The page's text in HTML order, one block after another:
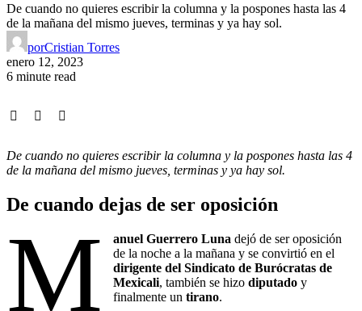
De cuando no quieres escribir la columna y la pospones hasta las 4
de la mañana del mismo jueves, terminas y ya hay sol.
porCristian Torres
enero 12, 2023
6 minute read
De cuando no quieres escribir la columna y la pospones hasta las 4
de la mañana del mismo jueves, terminas y ya hay sol.
De cuando dejas de ser oposición
M anuel Guerrero Luna dejó de ser oposición
de la noche a la mañana y se convirtió en el
dirigente del Sindicato de Burócratas de
Mexicali, también se hizodiputado y
finalmente untirano.